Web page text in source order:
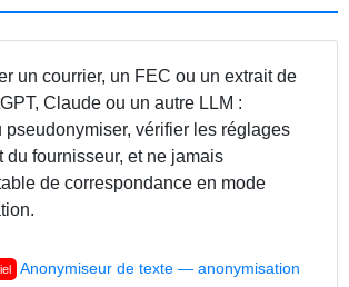
un courrier, un FEC ou un extrait de
Claude ou un autre LLM :
pseudonymiser, vérifier les réglages
du fournisseur, et ne jamais
de correspondance en mode
Anonymiseur de texte — anonymisation